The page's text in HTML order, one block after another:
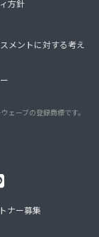
方針
メントに対する考え
ェーブの登録商標です。
ナー募集